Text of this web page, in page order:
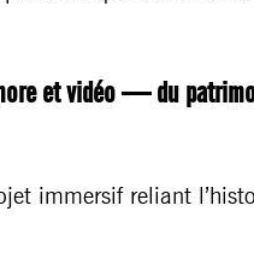
et vidéo — du
immersif reliant